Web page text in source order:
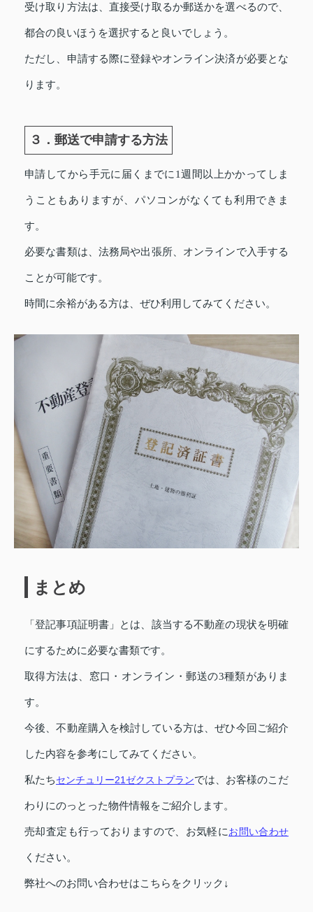
受け取り方法は、直接受け取るか郵送かを選べるので、
都合の良いほうを選択すると良いでしょう。
ただし、申請する際に登録やオンライン決済が必要とな
ります。
３．郵送で申請する方法
申請してから手元に届くまでに1週間以上かかってしま
うこともありますが、パソコンがなくても利用できま
す。
必要な書類は、法務局や出張所、オンラインで入手する
ことが可能です。
時間に余裕がある方は、ぜひ利用してみてください。
まとめ
「登記事項証明書」とは、該当する不動産の現状を明確
にするために必要な書類です。
取得方法は、窓口・オンライン・郵送の3種類がありま
す。
今後、不動産購入を検討している方は、ぜひ今回ご紹介
した内容を参考にしてみてください。
私たちセンチュリー21ゼクストプランでは、お客様のこだ
わりにのっとった物件情報をご紹介します。
売却査定も行っておりますので、お気軽にお問い合わせ
ください。
弊社へのお問い合わせはこちらをクリック↓